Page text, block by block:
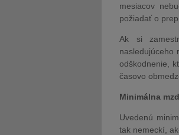
mesiacov
požiadať o
Ak si
nasledujúceho
odškodnenie,
časovo
Minimálna
Uvedenú
tak nemeckí,